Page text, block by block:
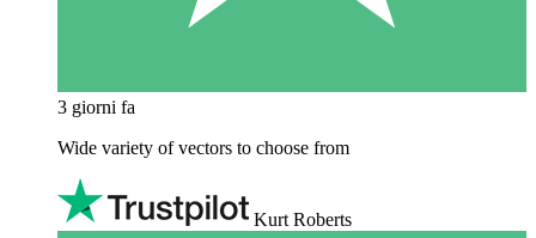
3 giorni fa
Wide variety of vectors to choose from
Kurt Roberts